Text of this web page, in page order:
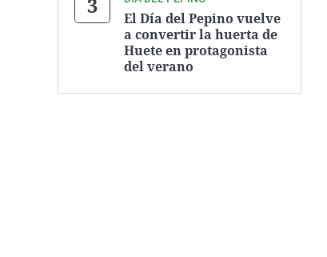
El Día del Pepino vuelve
a convertir la huerta de
Huete en protagonista
del verano